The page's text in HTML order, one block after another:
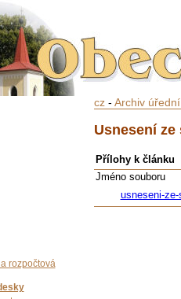
rozpočtová
cz- Archiv
Usnesení ze
Přílohy k článku
Jméno souboru
usneseni-